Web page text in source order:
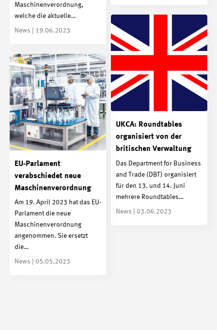
Maschinenverordnung,
welche die aktuelle…
News | 19.06.2023
UKCA: Roundtables
organisiert von der
britischen Verwaltung
Das Department for Business
and Trade (DBT) organisiert
für den 13. und 14. Juni
mehrere Roundtables…
News | 03.06.2023
EU-Parlament
verabschiedet neue
Maschinenverordnung
Am 19. April 2023 hat das EU-
Parlament die neue
Maschinenverordnung
angenommen. Sie ersetzt
die…
News | 05.05.2023